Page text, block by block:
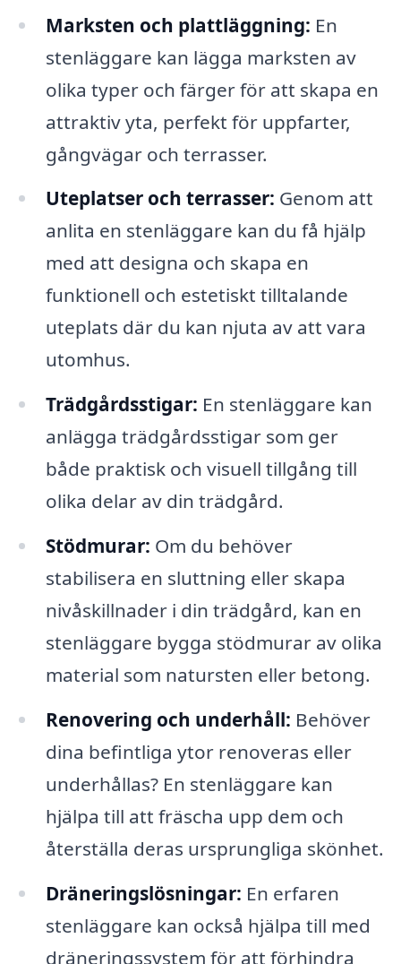
Marksten och plattläggning: En
stenläggare kan lägga marksten av
olika typer och färger för att skapa en
attraktiv yta, perfekt för uppfarter,
gångvägar och terrasser.
Uteplatser och terrasser: Genom att
anlita en stenläggare kan du få hjälp
med att designa och skapa en
funktionell och estetiskt tilltalande
uteplats där du kan njuta av att vara
utomhus.
Trädgårdsstigar: En stenläggare kan
anlägga trädgårdsstigar som ger
både praktisk och visuell tillgång till
olika delar av din trädgård.
Stödmurar: Om du behöver
stabilisera en sluttning eller skapa
nivåskillnader i din trädgård, kan en
stenläggare bygga stödmurar av olika
material som natursten eller betong.
Renovering och underhåll: Behöver
dina befintliga ytor renoveras eller
underhållas? En stenläggare kan
hjälpa till att fräscha upp dem och
återställa deras ursprungliga skönhet.
Dräneringslösningar: En erfaren
stenläggare kan också hjälpa till med
dräneringssystem för att förhindra